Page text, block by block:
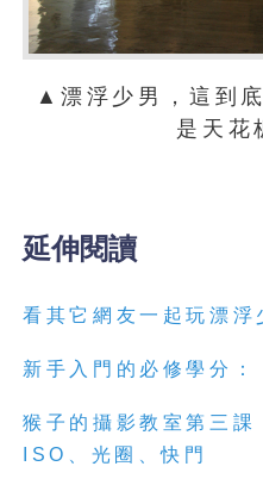
▲漂浮少男，這到
是天花
延伸閱讀
看其它網友一起玩漂浮
新手入門的必修學分
猴子的攝影教室第三
ISO、光圈、快門